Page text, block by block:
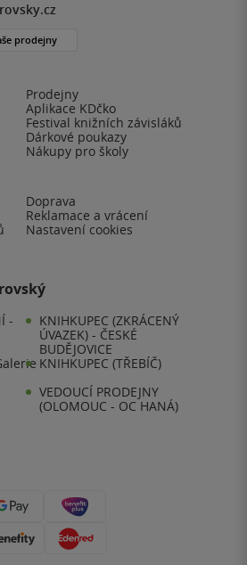
Prodejny
Aplikace KDčko
Festival knižních závisláků
Dárkové poukazy
Nákupy pro školy
Doprava
Reklamace a vrácení
Nastavení cookies
-
KNIHKUPEC (ZKRÁCENÝ
ÚVAZEK) - ČESKÉ
BUDĚJOVICE
KNIHKUPEC (TŘEBÍČ)
VEDOUCÍ PRODEJNY
(OLOMOUC - OC HANÁ)
prodejny